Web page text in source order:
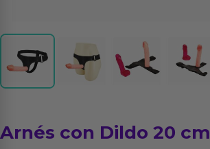
Arnés con Dildo 20 cm